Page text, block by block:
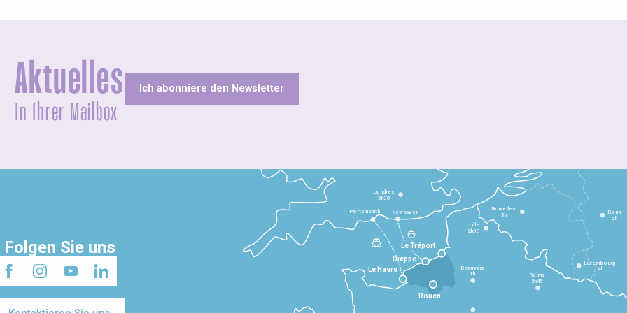
Aktuelles
In Ihrer Mailbox
Ich abonniere den Newsletter
Folgen Sie uns
Le Havre
Dieppe
Le Tréport
Beauvais
1h Reims
2h45
Lille
2h30
Bruxelles
3h
Londres
3h30
Newhaven
Portsmouth Bonn
5h
Luxembourg
4h
Rouen